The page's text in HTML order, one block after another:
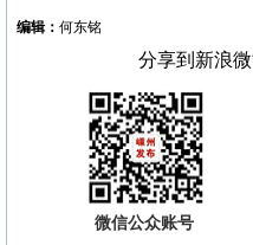
编辑： 何东铭
分享到 新浪
微信公众账号